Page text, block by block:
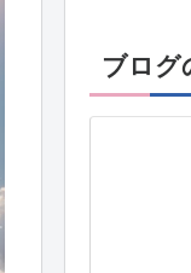
ブログ